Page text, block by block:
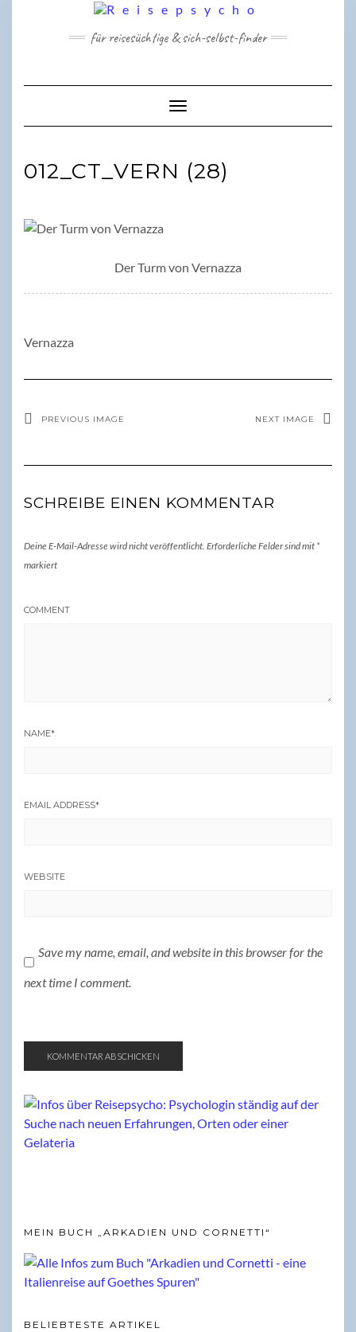
für reisesüchtige & sich-selbst-finder
Toggle Navigation
012_CT_VERN (28)
Der Turm von Vernazza
Vernazza
PREVIOUS IMAGE NEXT IMAGE
SCHREIBE EINEN KOMMENTAR
Deine E-Mail-Adresse wird nicht veröffentlicht. Erforderliche Felder sind mit *
markiert
COMMENT
NAME*
EMAIL ADDRESS*
WEBSITE
Save my name, email, and website in this browser for the
next time I comment.
MEIN BUCH „ARKADIEN UND CORNETTI“
BELIEBTESTE ARTIKEL